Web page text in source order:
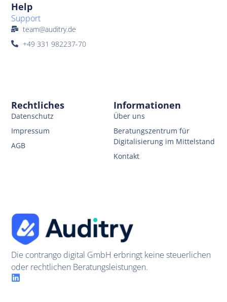
Die contrango digital GmbH erbringt keine steuerlichen
oder rechtlichen Beratungsleistungen.
Informationen
Über uns
Beratungszentrum für
Digitalisierung im Mittelstand
Kontakt
Rechtliches
Datenschutz
Impressum
AGB
Help
Support
team@auditry.de
+49 331 982237-70